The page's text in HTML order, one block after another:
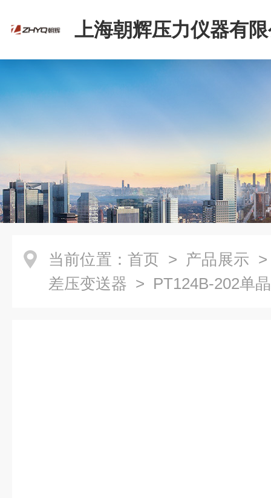
上海朝辉压力仪器有
当前位置： 首页 > 产品展示
差压变送器 > PT124B-202单